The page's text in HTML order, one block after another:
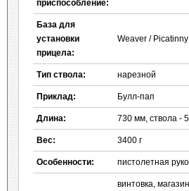
приспособление:
База для
установки
прицела:
Weaver / Picatinny
Тип ствола: нарезной
Приклад: Булл-пап
Длина: 730 мм, ствола -
Вес: 3400 г
Особенности: пистолетная
винтовка,